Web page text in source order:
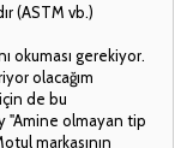
(ASTM vb.)
okuması gerekiyor.
olacağım
de bu
"Amine olmayan tip
markasının